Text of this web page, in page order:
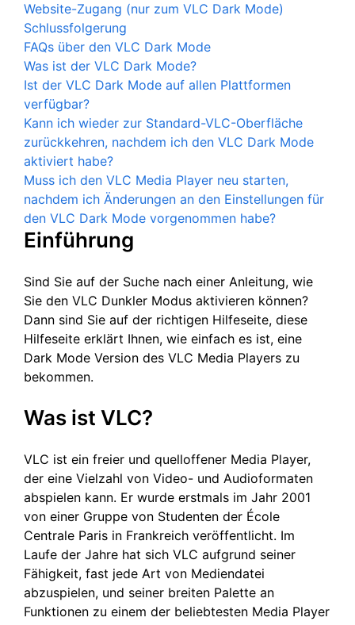
Website-Zugang (nur zum VLC Dark Mode)
Schlussfolgerung
FAQs über den VLC Dark Mode
Was ist der VLC Dark Mode?
Ist der VLC Dark Mode auf allen Plattformen
verfügbar?
Kann ich wieder zur Standard-VLC-Oberfläche
zurückkehren, nachdem ich den VLC Dark Mode
aktiviert habe?
Muss ich den VLC Media Player neu starten,
nachdem ich Änderungen an den Einstellungen für
den VLC Dark Mode vorgenommen habe?
Einführung
Sind Sie auf der Suche nach einer Anleitung, wie
Sie den VLC Dunkler Modus aktivieren können?
Dann sind Sie auf der richtigen Hilfeseite, diese
Hilfeseite erklärt Ihnen, wie einfach es ist, eine
Dark Mode Version des VLC Media Players zu
bekommen.
Was ist VLC?
VLC ist ein freier und quelloffener Media Player,
der eine Vielzahl von Video- und Audioformaten
abspielen kann. Er wurde erstmals im Jahr 2001
von einer Gruppe von Studenten der École
Centrale Paris in Frankreich veröffentlicht. Im
Laufe der Jahre hat sich VLC aufgrund seiner
Fähigkeit, fast jede Art von Mediendatei
abzuspielen, und seiner breiten Palette an
Funktionen zu einem der beliebtesten Media Player